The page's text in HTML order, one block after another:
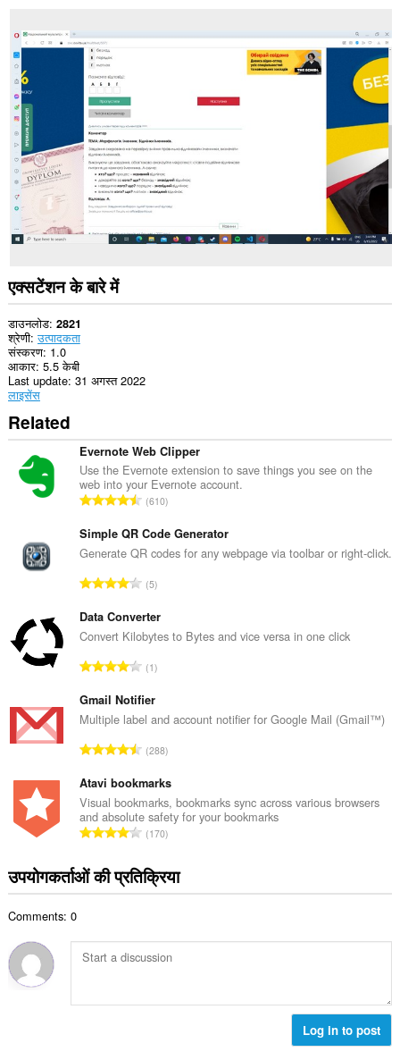
पर
आपके
डेटा
तक
पहुँच
प्राप्त
कर
सकता
है।
एक्सटेंशन के बारे में
डाउनलोड 2821
श्रेणी उत्पादकता
संस्करण 1.0
आकार 5.5 केबी
Last update 31 अगस्त 2022
लाइसेंस
Related
Evernote Web Clipper
Use the Evernote extension to save things you see on the
web into your Evernote account.
रे
ग
की
ल
ख्या
:
610
Simple QR Code Generator
Generate QR codes for any webpage via toolbar or right-click.
रे
ग
की
ल
ख्या
:
5
Data Converter
Convert Kilobytes to Bytes and vice versa in one click
रे
ग
की
ल
ख्या
:
1
Gmail Notifier
Multiple label and account notifier for Google Mail (Gmail™)
रे
ग
की
कु
ल
ख्या
:
288
Atavi bookmarks
Visual bookmarks, bookmarks sync across various browsers
and absolute safety for your bookmarks
रे
ग
की
सं
ख्या
170
उपयोगकर्ताओं की प्रतिक्रिया
Comments: 0
Log in to post